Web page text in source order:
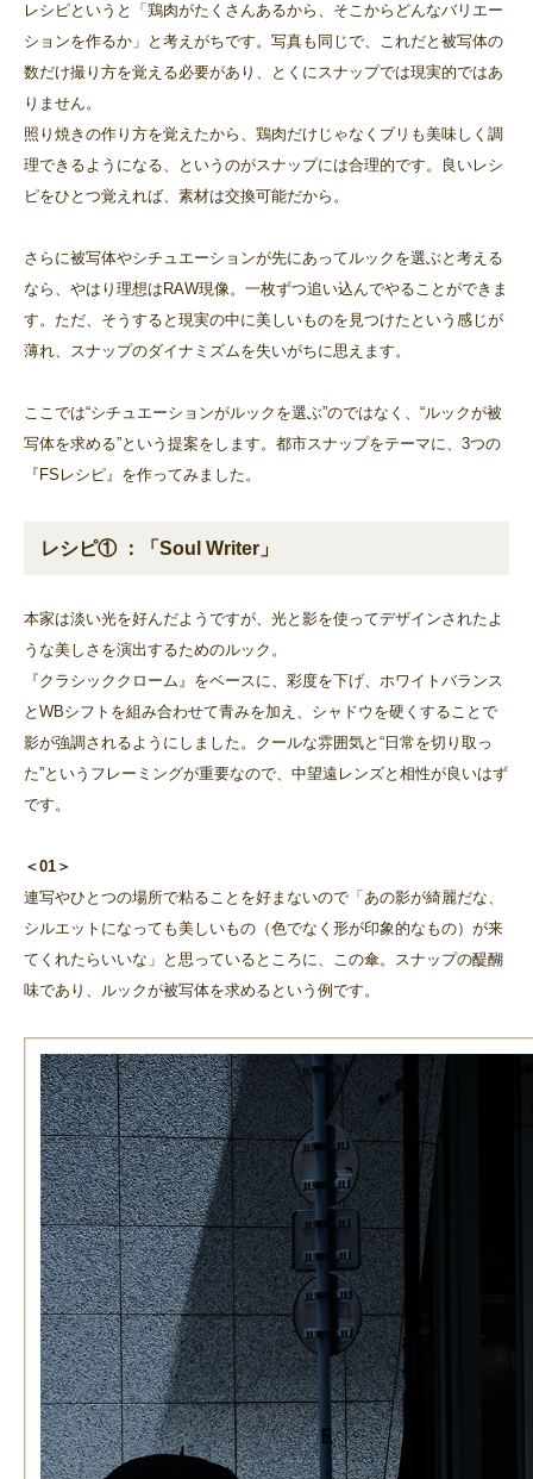
レシピというと「鶏肉がたくさんあるから、そこからどんなバリエー
ションを作るか」と考えがちです。写真も同じで、これだと被写体の
数だけ撮り方を覚える必要があり、とくにスナップでは現実的ではあ
りません。
照り焼きの作り方を覚えたから、鶏肉だけじゃなくブリも美味しく調
理できるようになる、というのがスナップには合理的です。良いレシ
ピをひとつ覚えれば、素材は交換可能だから。
さらに被写体やシチュエーションが先にあってルックを選ぶと考える
なら、やはり理想はRAW現像。一枚ずつ追い込んでやることができま
す。ただ、そうすると現実の中に美しいものを見つけたという感じが
薄れ、スナップのダイナミズムを失いがちに思えます。
ここでは“シチュエーションがルックを選ぶ”のではなく、“ルックが被
写体を求める”という提案をします。都市スナップをテーマに、3つの
『FSレシピ』を作ってみました。
レシピ① ：「Soul Writer」
本家は淡い光を好んだようですが、光と影を使ってデザインされたよ
うな美しさを演出するためのルック。
『クラシッククローム』をベースに、彩度を下げ、ホワイトバランス
とWBシフトを組み合わせて青みを加え、シャドウを硬くすることで
影が強調されるようにしました。クールな雰囲気と“日常を切り取っ
た”というフレーミングが重要なので、中望遠レンズと相性が良いはず
です。
＜01＞
連写やひとつの場所で粘ることを好まないので「あの影が綺麗だな、
シルエットになっても美しいもの（色でなく形が印象的なもの）が来
てくれたらいいな」と思っているところに、この傘。スナップの醍醐
味であり、ルックが被写体を求めるという例です。